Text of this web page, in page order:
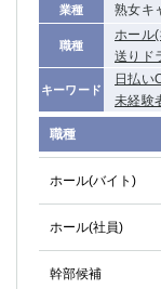
業種 熟女キ
職種
ホール
送りド
キーワード
日払い
未経験
職種
ホール(バイト)
ホール(社員)
幹部候補
府中
ひばりヶ丘（
吉祥寺（南口
自由が丘
四谷
下北沢・経堂
成増駅徒歩3分
①歌舞伎町 ②
①銀座 ②新橋
蒲田(西口)